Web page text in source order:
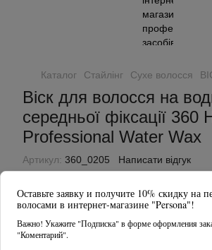
Оставьте заявку и получите 10% скидку на
волосами в интернет-магазине "Persona"!
Важно! Укажите "Подписка" в форме оформления
"Коментарий".
Каталог Стайлінг Сухе волосся
Віск для волосся на
середньої фіксації 360
Professional Water Wax
Артикул: 360_0205 Написати відгук